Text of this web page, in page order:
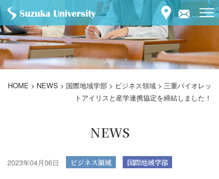
HOME > NEWS > 国際地域学部 > ビジネス領域 > 三重バイオレッ
トアイリスと産学連携協定を締結しました！
NEWS
2023年04月06日 ビジネス領域 国際地域学部